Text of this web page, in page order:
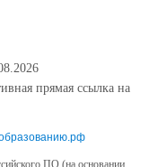
прямая ссылка на
ПО (на основании